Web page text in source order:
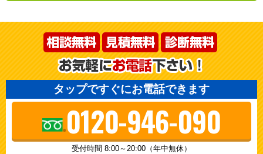
タップですぐにお電話できます
0120-946-090
受付時間 8:00～20:00（年中無休）